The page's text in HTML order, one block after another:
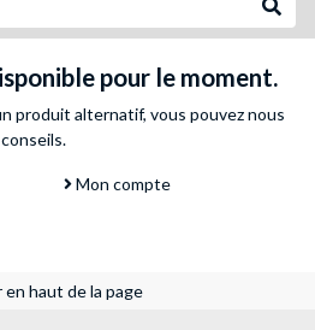
pour le moment.
produit alternatif, vous pouveznous
Mon compte
en haut de la page